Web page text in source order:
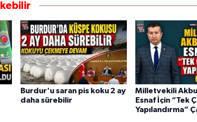
Burdur'u saran pis koku 2 ay
daha sürebilir
Milletvekili
Esnaf İçin “Tek
Yapılandırma”